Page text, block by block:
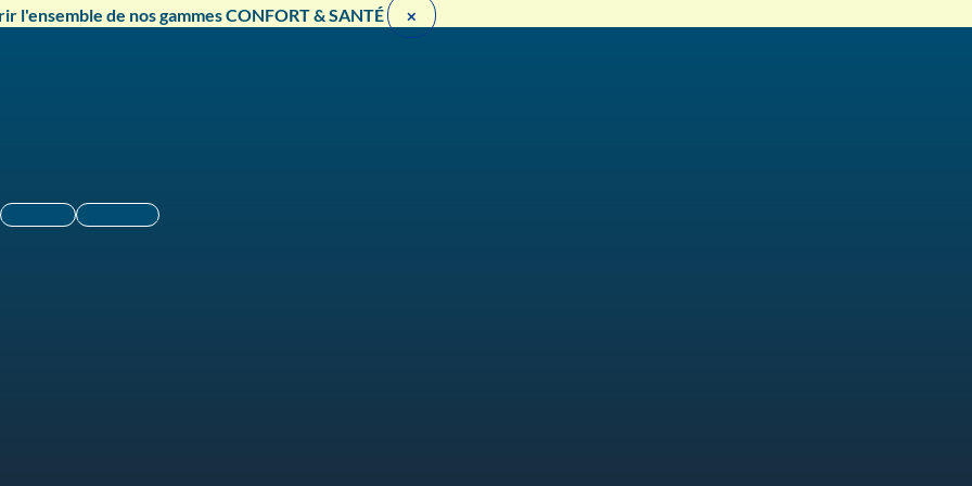
l'ensemble de nos gammes CONFORT & SANTÉ ×
Linkedin
Instagram